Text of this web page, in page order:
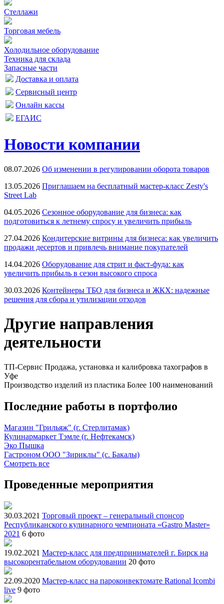
Стеллажи
Торговая мебель
Холодильное оборудование
Техника для склада
Запасные части
Доставка и оплата
Сервисный центр
Онлайн кассы
ЕГАИС
Новости компании
08.07.2026 Об изменении в регулировании оборота товаров
13.05.2026 Приглашаем на бесплатный мастер-класс Zesty's
Street Lab
04.05.2026 Сезонное оборудование для бизнеса: как
подготовиться к летнему спросу и увеличить прибыль
27.04.2026 Кондитерские витрины для бизнеса: как увеличить
продажи десертов и привлечь внимание покупателей
14.04.2026 Оборудование для стрит и фаст-фуда: как
увеличить прибыль в сезон высокого спроса
30.03.2026 Контейнеры ТБО для бизнеса и ЖКХ: надежные
решения для сбора и утилизации отходов
Другие направления
деятельности
ТП-Сервис Продажа, установка и калибровка тахографов в
Уфе
Производство изделий из пластика Более 100 наименований
Последние работы в портфолио
Магазин "Грильяж" (г. Стерлитамак)
Кулинармаркет Тэмле (г. Нефтекамск)
Эко Пышка
Гастроном ООО "Зириклы" (с. Бакалы)
Смотреть все
Проведенные мероприятия
30.03.2021 Торговый проект – генеральный спонсор
Республиканского кулинарного чемпионата «Gastro Master»
2021 6 фото
19.02.2021 Мастер-класс для предпринимателей г. Бирск на
высокорентабельном оборудовании 20 фото
22.09.2020 Мастер-класс на пароконвектомате Rational Icombi
live 9 фото